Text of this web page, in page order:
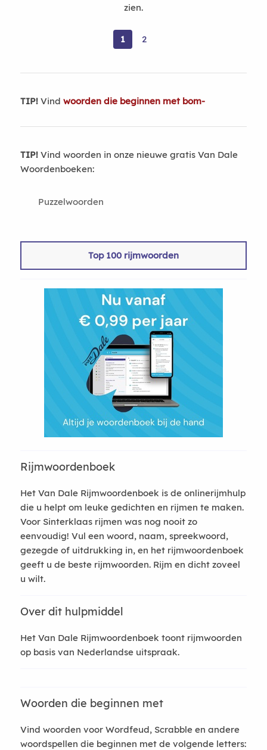
zien.
1 2
TIP!Vind woorden die beginnen met bom-
TIP!Vind woorden in onze nieuwe gratis Van Dale
Woordenboeken:
Puzzelwoorden
Top 100 rijmwoorden
Rijmwoordenboek
Het Van Dale Rijmwoordenboek is de onlinerijmhulp
die u helpt om leuke gedichten en rijmen te maken.
Voor Sinterklaas rijmen was nog nooit zo
eenvoudig! Vul een woord, naam, spreekwoord,
gezegde of uitdrukking in, en het rijmwoordenboek
geeft u de beste rijmwoorden. Rijm en dicht zoveel
u wilt.
Over dit hulpmiddel
Het Van Dale Rijmwoordenboek toont rijmwoorden
op basis van Nederlandse uitspraak.
Woorden die beginnen met
Vind woorden voor Wordfeud, Scrabble en andere
woordspellen die beginnen met de volgende letters: